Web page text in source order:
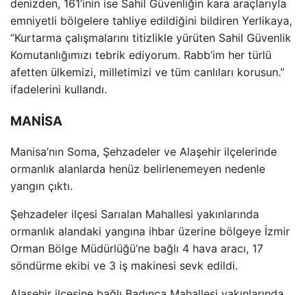
denizden, 161’inin ise Sahil Güvenliğin kara araçlarıyla
emniyetli bölgelere tahliye edildiğini bildiren Yerlikaya,
“Kurtarma çalışmalarını titizlikle yürüten Sahil Güvenlik
Komutanlığımızı tebrik ediyorum. Rabb’im her türlü
afetten ülkemizi, milletimizi ve tüm canlıları korusun.”
ifadelerini kullandı.
MANİSA
Manisa’nın Soma, Şehzadeler ve Alaşehir ilçelerinde
ormanlık alanlarda henüz belirlenemeyen nedenle
yangın çıktı.
Şehzadeler ilçesi Sarıalan Mahallesi yakınlarında
ormanlık alandaki yangına ihbar üzerine bölgeye İzmir
Orman Bölge Müdürlüğü’ne bağlı 4 hava aracı, 17
söndürme ekibi ve 3 iş makinesi sevk edildi.